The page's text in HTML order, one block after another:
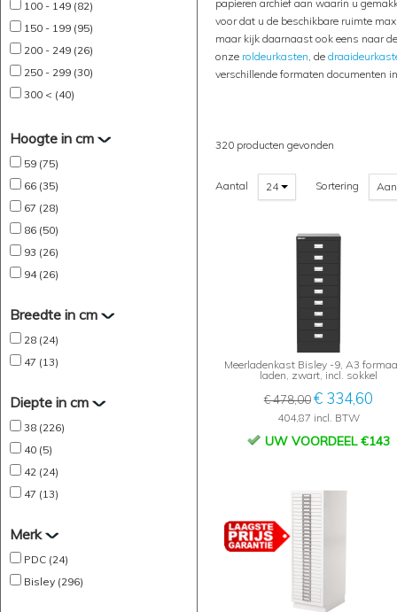
100 - 149 (82)
150 - 199 (95)
200 - 249 (26)
250 - 299 (30)
300 < (40)
Hoogte in cm
59 (75)
66 (35)
67 (28)
86 (50)
93 (26)
94 (26)
Breedte in cm
28 (24)
47 (13)
Diepte in cm
38 (226)
40 (5)
42 (24)
47 (13)
Merk
PDC (24)
Bisley (296)
papieren archief aan waarin u
voor dat u de beschikbare ruimte
maar kijk daarnaast ook eens naar
onze roldeurkasten, de
verschillende formaten documenten
320 producten gevonden
Aantal 24 Sortering
Meerladenkast Bisley -9, A3
laden, zwart, incl. sokkel
€ 478,00€ 334,60
404,87 incl. BTW
UW VOORDEEL €143